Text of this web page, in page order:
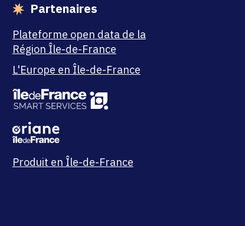
Partenaires
Plateforme open data de la
Région Île-de-France
L'Europe en Île-de-France
Produit en Île-de-France